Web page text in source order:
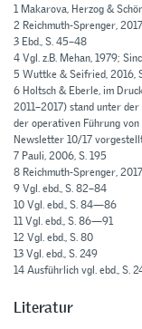
1 Makarova, Herzog &
2 Reichmuth-Sprenger,
3 Ebd., S. 45–48
4 Vgl. z.B. Mehan, 1979;
5 Wuttke & Seifried, 2016,
6 Holtsch & Eberle, im
2011–2017) stand unter
der operativen Führung
Newsletter 10/17
7 Pauli, 2006, S. 195
8 Reichmuth-Sprenger,
9 Vgl. ebd., S. 82–84
10 Vgl. ebd., S. 84—86
11 Vgl. ebd., S. 86—91
12 Vgl. ebd., S. 80
13 Vgl. ebd., S. 249
14 Ausführlich vgl. ebd., S.
Literatur